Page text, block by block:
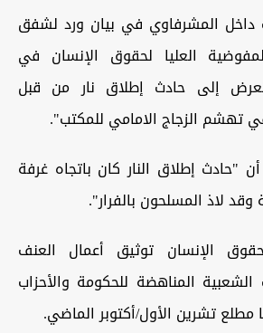
داخل المشرفاوي في بيان ورد لشفق
العليا لحقوق الإنسان في
إلى حادث إطلاق نار من قبل
تهشم الزجاج الامامي للمكتب".
"حادث إطلاق النار كان باتجاه غرفة
وقد لاذ المسلحون بالفرار".
الإنسان توثيق أعمال العنف
الشعبية المناهضة للحكومة والأحزاب
مطلع تشرين الأول/أكتوبر الماضي.